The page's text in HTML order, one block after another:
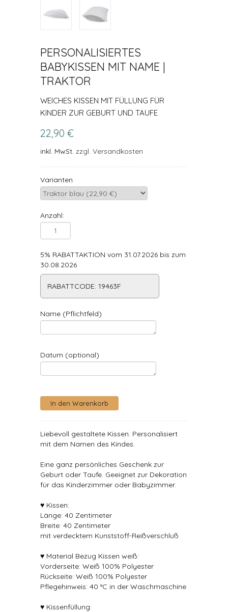
PERSONALISIERTES
BABYKISSEN MIT NAME |
TRAKTOR
WEICHES KISSEN MIT FÜLLUNG FÜR
KINDER ZUR GEBURT UND TAUFE
22,90 €
inkl. MwSt. zzgl. Versandkosten
Varianten
Anzahl:
5% RABATTAKTION vom 31.07.2026 bis zum
30.08.2026
RABATTCODE: 19463F
Name (Pflichtfeld)
Datum (optional)
Liebevoll gestaltete Kissen. Personalisiert
mit dem Namen des Kindes.
Eine ganz persönliches Geschenk zur
Geburt oder Taufe. Geeignet zur Dekoration
für das Kinderzimmer oder Babyzimmer.
♥ Kissen:
Länge: 40 Zentimeter
Breite: 40 Zentimeter
mit verdecktem Kunststoff-Reißverschluß
♥ Material Bezug Kissen weiß:
Vorderseite: Weiß 100% Polyester
Rückseite: Weiß 100% Polyester
Pflegehinweis: 40 °C in der Waschmaschine
♥ Kissenfüllung: